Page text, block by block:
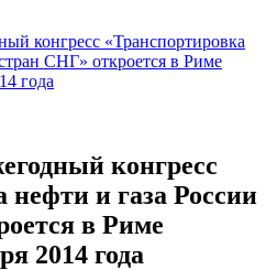
конгресс «Транспортировка
СНГ» откроется в Риме
года
конгресс
нефти и газа России
в Риме
2014 года